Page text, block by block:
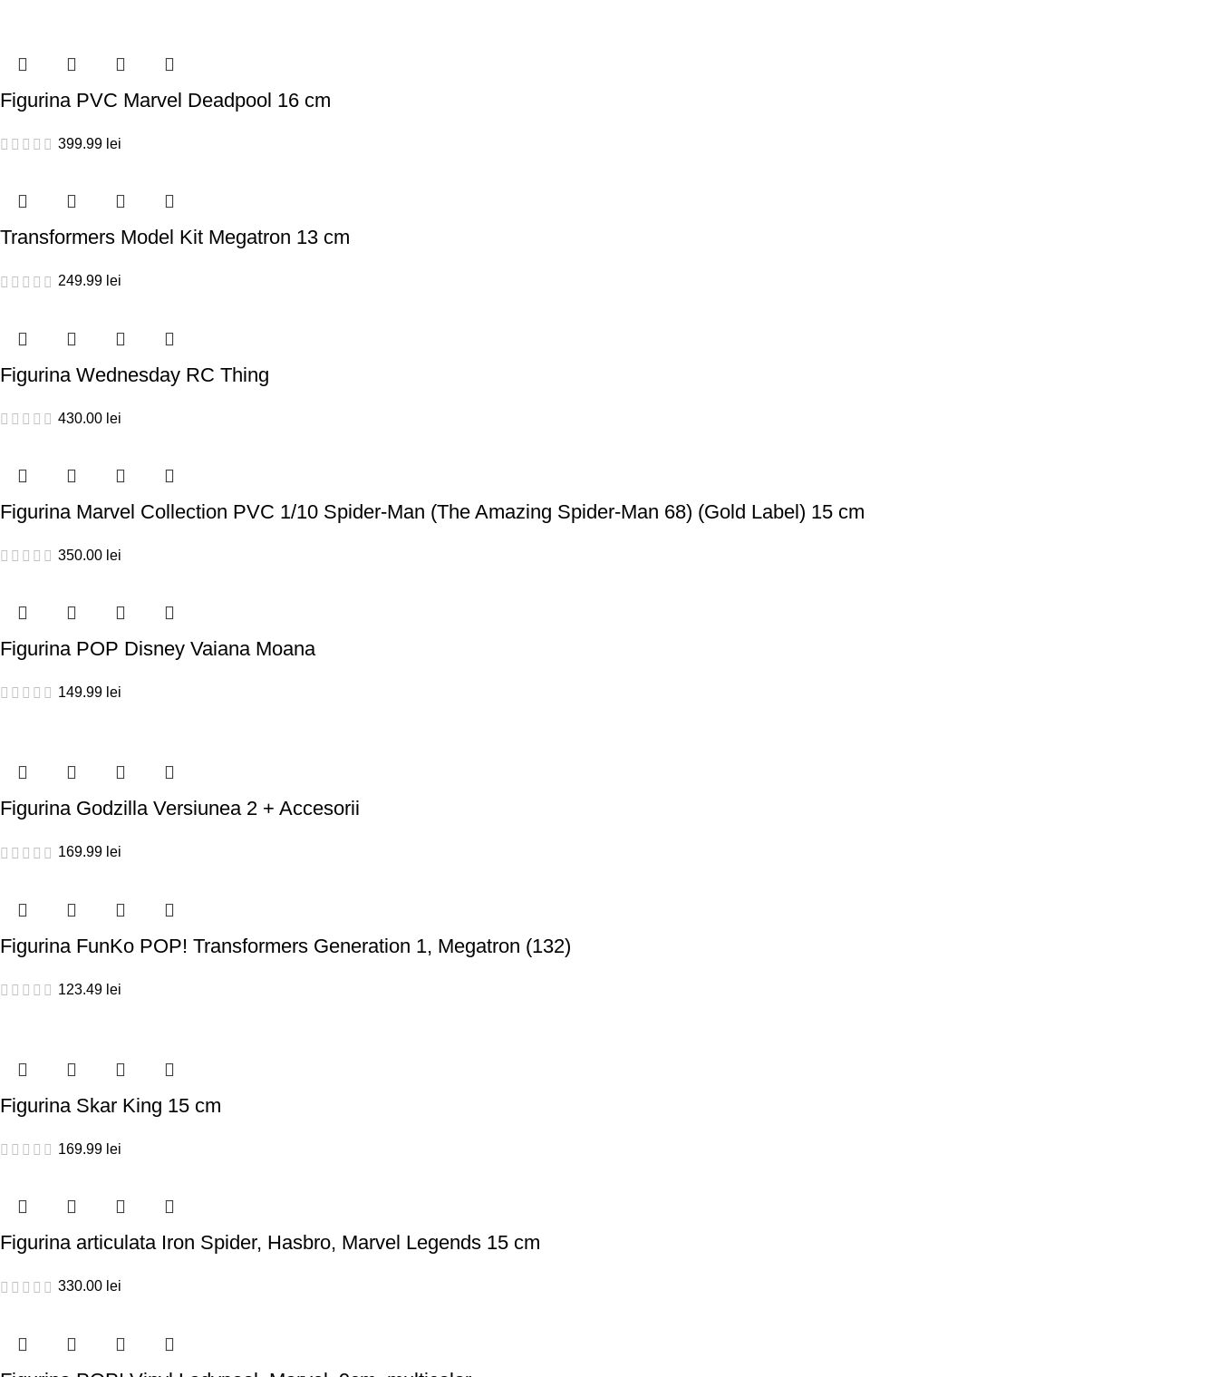
Figurina PVC Marvel Deadpool 16 cm
399.99 lei
Transformers Model Kit Megatron 13 cm
249.99 lei
Figurina Wednesday RC Thing
430.00 lei
Figurina Marvel Collection PVC 1/10 Spider-Man (The Amazing Spider-Man 68) (Gold Label) 15 cm
350.00 lei
Figurina POP Disney Vaiana Moana
149.99 lei
Figurina Godzilla Versiunea 2 + Accesorii
169.99 lei
Figurina FunKo POP! Transformers Generation 1, Megatron (132)
123.49 lei
Figurina Skar King 15 cm
169.99 lei
Figurina articulata Iron Spider, Hasbro, Marvel Legends 15 cm
330.00 lei